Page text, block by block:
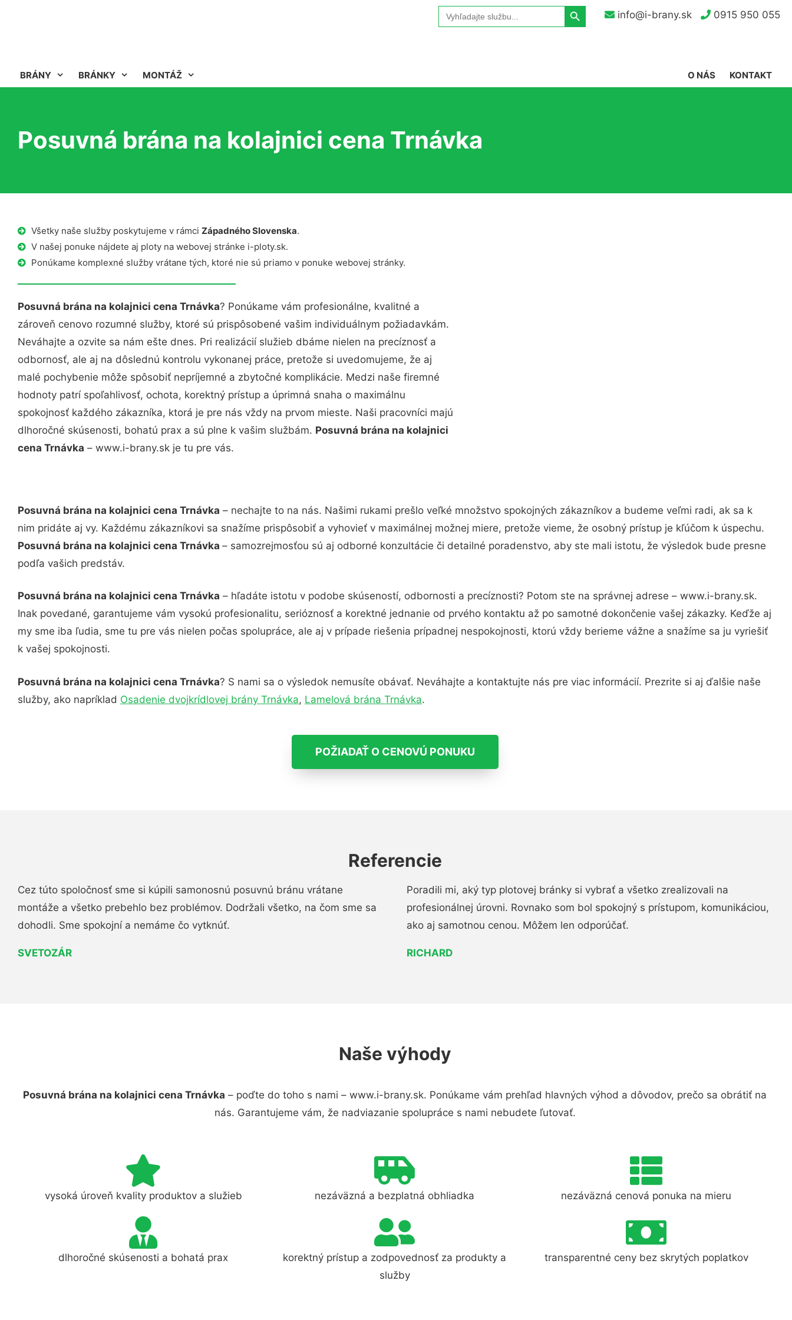
info@i-brany.sk 0915 950 055
Search
for:
Search Button
BRÁNY BRÁNKY MONTÁŽ KONTAKT
O NÁS
Posuvná brána na kolajnici cena Trnávka
Všetky naše služby poskytujeme v rámci Západného Slovenska.
V našej ponuke nájdete aj ploty na webovej stránke i-ploty.sk.
Ponúkame komplexné služby vrátane tých, ktoré nie sú priamo v ponuke webovej stránky.
Posuvná brána na kolajnici cena Trnávka? Ponúkame vám profesionálne, kvalitné a
zároveň cenovo rozumné služby, ktoré sú prispôsobené vašim individuálnym požiadavkám.
Neváhajte a ozvite sa nám ešte dnes. Pri realizácií služieb dbáme nielen na precíznosť a
odbornosť, ale aj na dôslednú kontrolu vykonanej práce, pretože si uvedomujeme, že aj
malé pochybenie môže spôsobiť nepríjemné a zbytočné komplikácie. Medzi naše firemné
hodnoty patrí spoľahlivosť, ochota, korektný prístup a úprimná snaha o maximálnu
spokojnosť každého zákazníka, ktorá je pre nás vždy na prvom mieste. Naši pracovníci majú
dlhoročné skúsenosti, bohatú prax a sú plne k vašim službám. Posuvná brána na kolajnici
cena Trnávka – www.i-brany.sk je tu pre vás.
Posuvná brána na kolajnici cena Trnávka – nechajte to na nás. Našimi rukami prešlo veľké množstvo spokojných zákazníkov a budeme veľmi radi, ak sa k
nim pridáte aj vy. Každému zákazníkovi sa snažíme prispôsobiť a vyhovieť v maximálnej možnej miere, pretože vieme, že osobný prístup je kľúčom k úspechu.
Posuvná brána na kolajnici cena Trnávka – samozrejmosťou sú aj odborné konzultácie či detailné poradenstvo, aby ste mali istotu, že výsledok bude presne
podľa vašich predstáv.
Posuvná brána na kolajnici cena Trnávka – hľadáte istotu v podobe skúseností, odbornosti a precíznosti? Potom ste na správnej adrese – www.i-brany.sk.
Inak povedané, garantujeme vám vysokú profesionalitu, serióznosť a korektné jednanie od prvého kontaktu až po samotné dokončenie vašej zákazky. Keďže aj
my sme iba ľudia, sme tu pre vás nielen počas spolupráce, ale aj v prípade riešenia prípadnej nespokojnosti, ktorú vždy berieme vážne a snažíme sa ju vyriešiť
k vašej spokojnosti.
Posuvná brána na kolajnici cena Trnávka? S nami sa o výsledok nemusíte obávať. Neváhajte a kontaktujte nás pre viac informácií. Prezrite si aj ďalšie naše
služby, ako napríklad Osadenie dvojkrídlovej brány Trnávka, Lamelová brána Trnávka.
POŽIADAŤ O CENOVÚ PONUKU
Referencie
Cez túto spoločnosť sme si kúpili samonosnú posuvnú bránu vrátane
montáže a všetko prebehlo bez problémov. Dodržali všetko, na čom sme sa
dohodli. Sme spokojní a nemáme čo vytknúť.
SVETOZÁR
Poradili mi, aký typ plotovej bránky si vybrať a všetko zrealizovali na
profesionálnej úrovni. Rovnako som bol spokojný s prístupom, komunikáciou,
ako aj samotnou cenou. Môžem len odporúčať.
RICHARD
Naše výhody
Posuvná brána na kolajnici cena Trnávka – poďte do toho s nami – www.i-brany.sk. Ponúkame vám prehľad hlavných výhod a dôvodov, prečo sa obrátiť na
nás. Garantujeme vám, že nadviazanie spolupráce s nami nebudete ľutovať.
vysoká úroveň kvality produktov a služieb nezáväzná a bezplatná obhliadka nezáväzná cenová ponuka na mieru
dlhoročné skúsenosti a bohatá prax
korektný prístup a zodpovednosť za produkty a
služby
transparentné ceny bez skrytých poplatkov